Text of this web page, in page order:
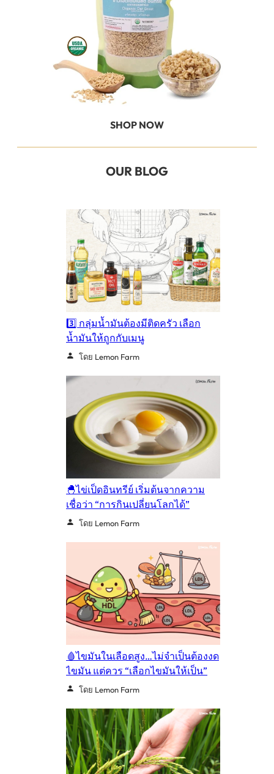
SHOP NOW
OUR BLOG
3️⃣ กลุ่มน้ำมันต้องมีติดครัว เลือก
น้ำมันให้ถูกกับเมนู
โดย Lemon Farm
🐣ไข่เป็ดอินทรีย์ เริ่มต้นจากความ
เชื่อว่า “การกินเปลี่ยนโลกได้”
โดย Lemon Farm
🩸ไขมันในเลือดสูง…ไม่จำเป็นต้องงด
ไขมัน แต่ควร “เลือกไขมันให้เป็น”
โดย Lemon Farm